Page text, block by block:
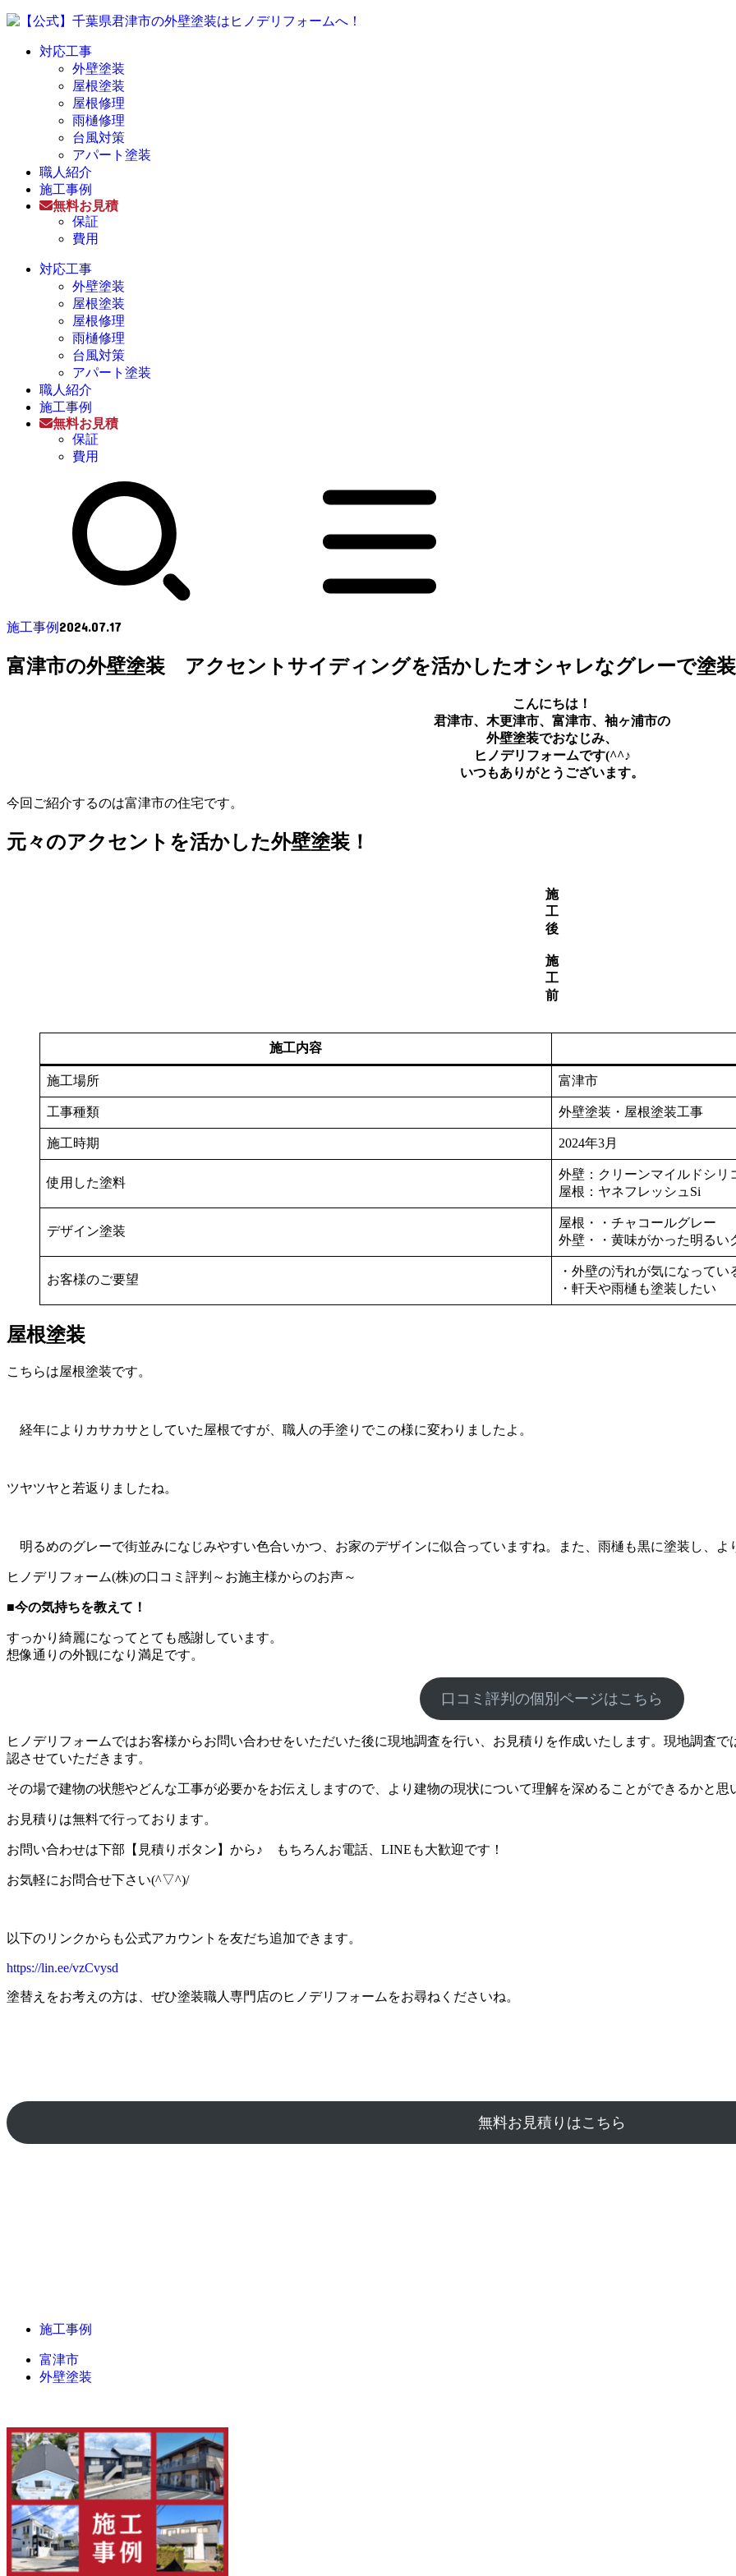
対応工事
外壁塗装
屋根塗装
屋根修理
雨樋修理
台風対策
アパート塗装
職人紹介
施工事例
無料お見積
保証
費用
対応工事
外壁塗装
屋根塗装
屋根修理
雨樋修理
台風対策
アパート塗装
職人紹介
施工事例
無料お見積
保証
費用
施工事例 2024.07.17
富津市の外壁塗装 アクセントサイディングを活かしたオシャレなグレーで塗
こんにちは！
君津市、木更津市、富津市、袖ヶ浦市の
外壁塗装でおなじみ、
ヒノデリフォームです(^^♪
いつもありがとうございます。
今回ご紹介するのは富津市の住宅です。
元々のアクセントを活かした外壁塗装！
施
工
後
施
工
前
施工内容
施工場所 富津市
工事種類 外壁塗装・屋根塗装工事
施工時期 2024年3月
使用した塗料
外壁：クリーンマイルドシリ
屋根：ヤネフレッシュSi
デザイン塗装
屋根・・チャコールグレー
外壁・・黄味がかった明るい
お客様のご要望
・外壁の汚れが気になってい
・軒天や雨樋も塗装したい
屋根塗装
こちらは屋根塗装です。
経年によりカサカサとしていた屋根ですが、職人の手塗りでこの様に変わりましたよ。
ツヤツヤと若返りましたね。
明るめのグレーで街並みになじみやすい色合いかつ、お家のデザインに似合っていますね。また、雨樋も黒に塗装し、
ヒノデリフォーム(株)の口コミ評判～お施主様からのお声～
■今の気持ちを教えて！
すっかり綺麗になってとても感謝しています。
想像通りの外観になり満足です。
口コミ評判の個別ページはこちら
ヒノデリフォームではお客様からお問い合わせをいただいた後に現地調査を行い、お見積りを作成いたします。現地調査
認させていただきます。
その場で建物の状態やどんな工事が必要かをお伝えしますので、より建物の現状について理解を深めることができるかと思
お見積りは無料で行っております。
お問い合わせは下部【見積りボタン】から♪ もちろんお電話、LINEも大歓迎です！
お気軽にお問合せ下さい(^▽^)/
以下のリンクからも公式アカウントを友だち追加できます。
https://lin.ee/vzCvysd
塗替えをお考えの方は、ぜひ塗装職人専門店のヒノデリフォームをお尋ねくださいね。
無料お見積りはこちら
施工事例
富津市
外壁塗装